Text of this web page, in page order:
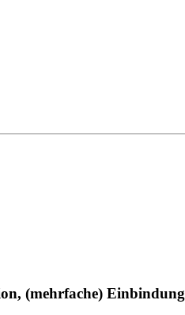
(mehrfache) Einbindung